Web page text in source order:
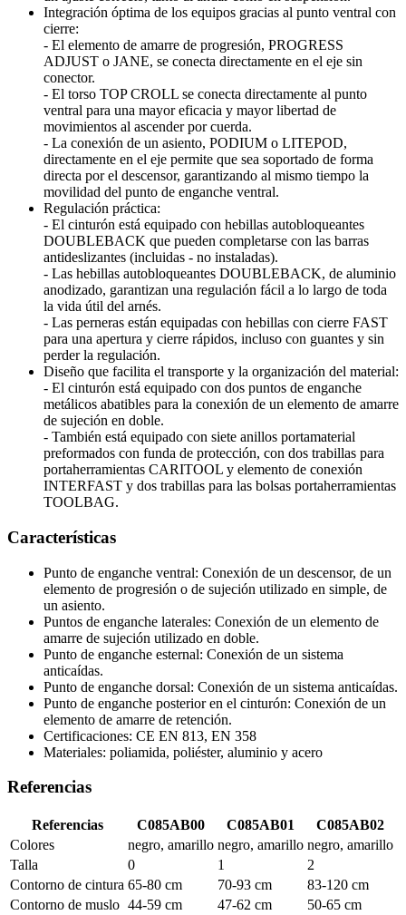
Integración óptima de los equipos gracias al punto ventral con
cierre:
- El elemento de amarre de progresión, PROGRESS
ADJUST o JANE, se conecta directamente en el eje sin
conector.
- El torso TOP CROLL se conecta directamente al punto
ventral para una mayor eficacia y mayor libertad de
movimientos al ascender por cuerda.
- La conexión de un asiento, PODIUM o LITEPOD,
directamente en el eje permite que sea soportado de forma
directa por el descensor, garantizando al mismo tiempo la
movilidad del punto de enganche ventral.
Regulación práctica:
- El cinturón está equipado con hebillas autobloqueantes
DOUBLEBACK que pueden completarse con las barras
antideslizantes (incluidas - no instaladas).
- Las hebillas autobloqueantes DOUBLEBACK, de aluminio
anodizado, garantizan una regulación fácil a lo largo de toda
la vida útil del arnés.
- Las perneras están equipadas con hebillas con cierre FAST
para una apertura y cierre rápidos, incluso con guantes y sin
perder la regulación.
Diseño que facilita el transporte y la organización del material:
- El cinturón está equipado con dos puntos de enganche
metálicos abatibles para la conexión de un elemento de amarre
de sujeción en doble.
- También está equipado con siete anillos portamaterial
preformados con funda de protección, con dos trabillas para
portaherramientas CARITOOL y elemento de conexión
INTERFAST y dos trabillas para las bolsas portaherramientas
TOOLBAG.
Características
Punto de enganche ventral: Conexión de un descensor, de un
elemento de progresión o de sujeción utilizado en simple, de
un asiento.
Puntos de enganche laterales: Conexión de un elemento de
amarre de sujeción utilizado en doble.
Punto de enganche esternal: Conexión de un sistema
anticaídas.
Punto de enganche dorsal: Conexión de un sistema anticaídas.
Punto de enganche posterior en el cinturón: Conexión de un
elemento de amarre de retención.
Certificaciones: CE EN 813, EN 358
Materiales: poliamida, poliéster, aluminio y acero
Referencias
Referencias C085AB00 C085AB01
C085AB02
Colores
negro, amarillo negro, amarillo negro, amarillo
Talla
0 1
2
Contorno de cintura 65-80 cm 70-93 cm
83-120 cm
Contorno de muslo 44-59 cm 47-62 cm
50-65 cm